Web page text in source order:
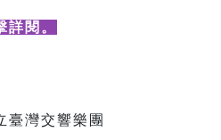
詳閱 。
臺灣交響樂團